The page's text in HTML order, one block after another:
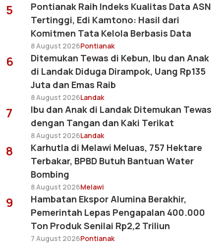
5
Pontianak Raih Indeks Kualitas Data ASN
Tertinggi, Edi Kamtono: Hasil dari
Komitmen Tata Kelola Berbasis Data
8 August 2026Pontianak
6
Ditemukan Tewas di Kebun, Ibu dan Anak
di Landak Diduga Dirampok, Uang Rp135
Juta dan Emas Raib
8 August 2026Landak
7
Ibu dan Anak di Landak Ditemukan Tewas
dengan Tangan dan Kaki Terikat
8 August 2026Landak
8
Karhutla di Melawi Meluas, 757 Hektare
Terbakar, BPBD Butuh Bantuan Water
Bombing
8 August 2026Melawi
9
Hambatan Ekspor Alumina Berakhir,
Pemerintah Lepas Pengapalan 400.000
Ton Produk Senilai Rp2,2 Triliun
7 August 2026Pontianak